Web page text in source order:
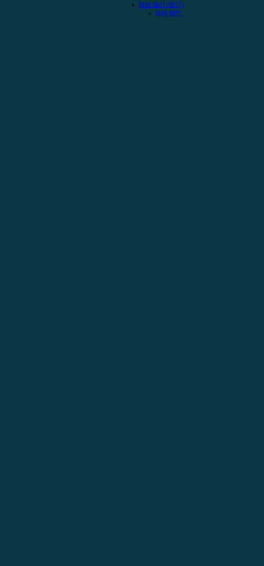
联络我们 (预订)
联络我们